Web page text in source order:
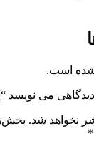
است.
می نویسد
نخواهد شد.
*